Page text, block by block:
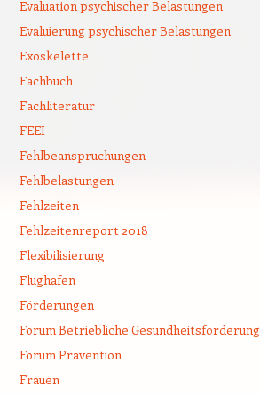
Evaluation psychischer Belastungen
Evaluierung psychischer Belastungen
Exoskelette
Fachbuch
Fachliteratur
FEEI
Fehlbeanspruchungen
Fehlbelastungen
Fehlzeiten
Fehlzeitenreport 2018
Flexibilisierung
Flughafen
Förderungen
Forum Betriebliche Gesundheitsförderung
Forum Prävention
Frauen